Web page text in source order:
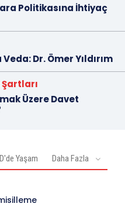
Politikasına İhtiyaç
Dr. Ömer Yıldırım
Üzere Davet
Yaşam Daha Fazla